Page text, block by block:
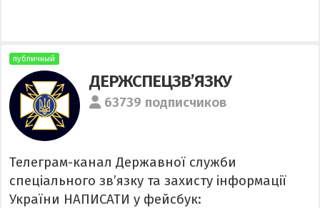
публичный
ДЕРЖСПЕЦЗВ’ЯЗКУ
63739 подписчиков
Телеграм-канал Державної служби
спеціального зв’язку та захисту інформації
України НАПИСАТИ у фейсбук: